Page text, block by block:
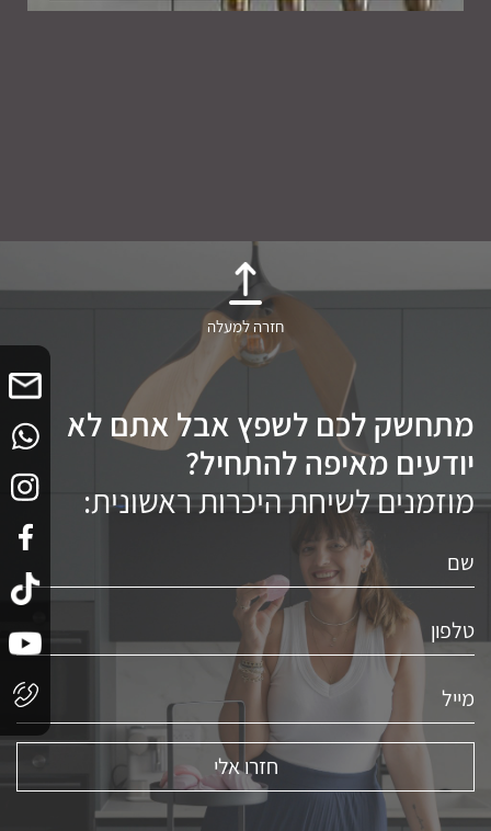
חזרה למעלה
מתחשק לכם לשפץ אבל אתם לא
יודעים מאיפה להתחיל?
מוזמנים לשיחת היכרות ראשונית: